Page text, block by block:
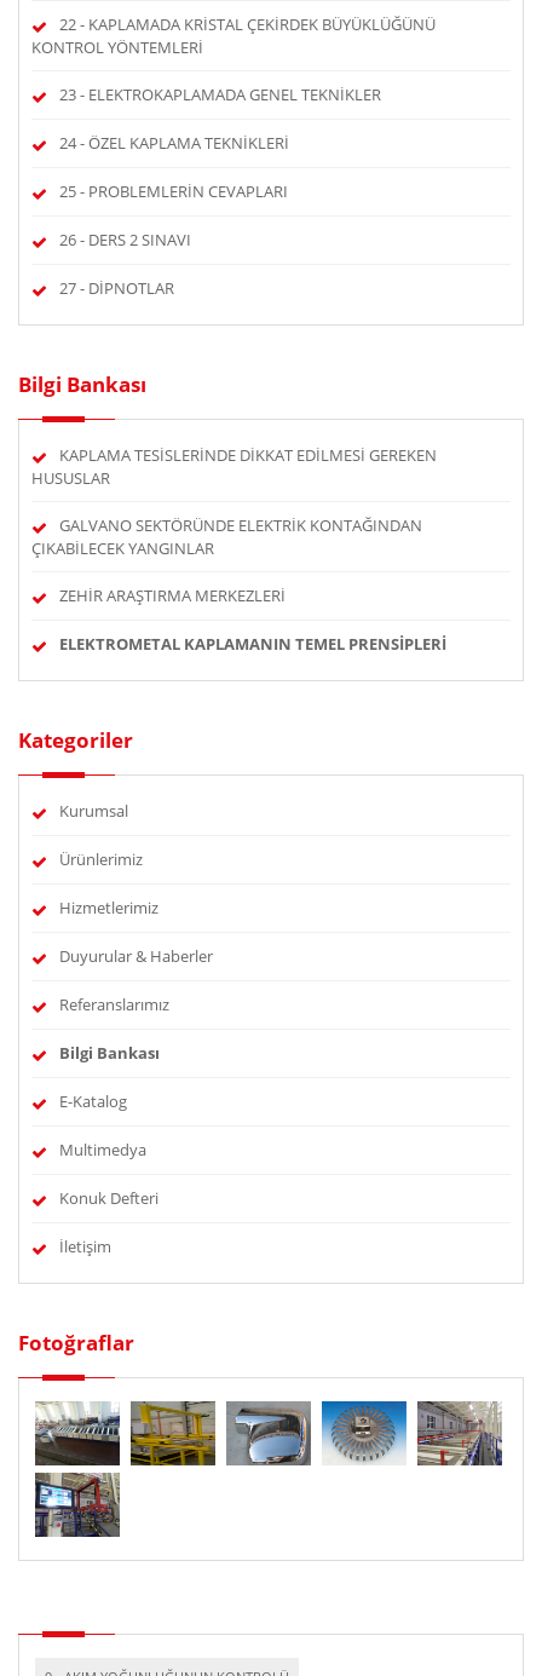
22 - KAPLAMADA KRİSTAL ÇEKİRDEK BÜYÜKLÜĞÜNÜ
KONTROL YÖNTEMLERİ
23 - ELEKTROKAPLAMADA GENEL TEKNİKLER
24 - ÖZEL KAPLAMA TEKNİKLERİ
25 - PROBLEMLERİN CEVAPLARI
26 - DERS 2 SINAVI
27 - DİPNOTLAR
Bilgi Bankası
KAPLAMA TESİSLERİNDE DİKKAT EDİLMESİ GEREKEN
HUSUSLAR
GALVANO SEKTÖRÜNDE ELEKTRİK KONTAĞINDAN
ÇIKABİLECEK YANGINLAR
ZEHİR ARAŞTIRMA MERKEZLERİ
ELEKTROMETAL KAPLAMANIN TEMEL PRENSİPLERİ
Kategoriler
Kurumsal
Ürünlerimiz
Hizmetlerimiz
Duyurular & Haberler
Referanslarımız
Bilgi Bankası
E-Katalog
Multimedya
Konuk Defteri
İletişim
Fotoğraflar